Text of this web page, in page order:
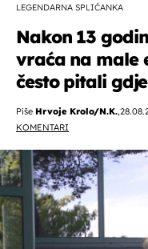
LEGENDARNA SPLIĆANKA
Nakon 13
vraća na male
često pitali
Piše Hrvoje Krolo/N.K.,
KOMENTARI